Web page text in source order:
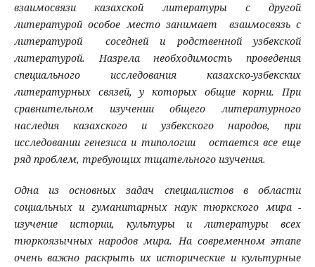
взаимосвязи казахской литературы с другой
литературой особое место занимает взаимосвязь с
литературой соседней и родственной узбекской
литературой. Назрела необходимость проведения
специального исследования казахско-узбекских
литературных связей, у которых общие корни. При
сравнительном изучении общего литературного
наследия казахского и узбекского народов, при
исследовании генезиса и типологии остается все еще
ряд проблем, требующих тщательного изучения.
Одна из основных задач специалистов в области
социальных и гуманитарных наук тюркского мира -
изучение истории, культуры и литературы всех
тюркоязычных народов мира. На современном этапе
очень важно раскрыть их исторические и культурные